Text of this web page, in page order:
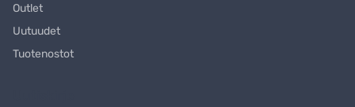
Outlet
Uutuudet
Tuotenostot